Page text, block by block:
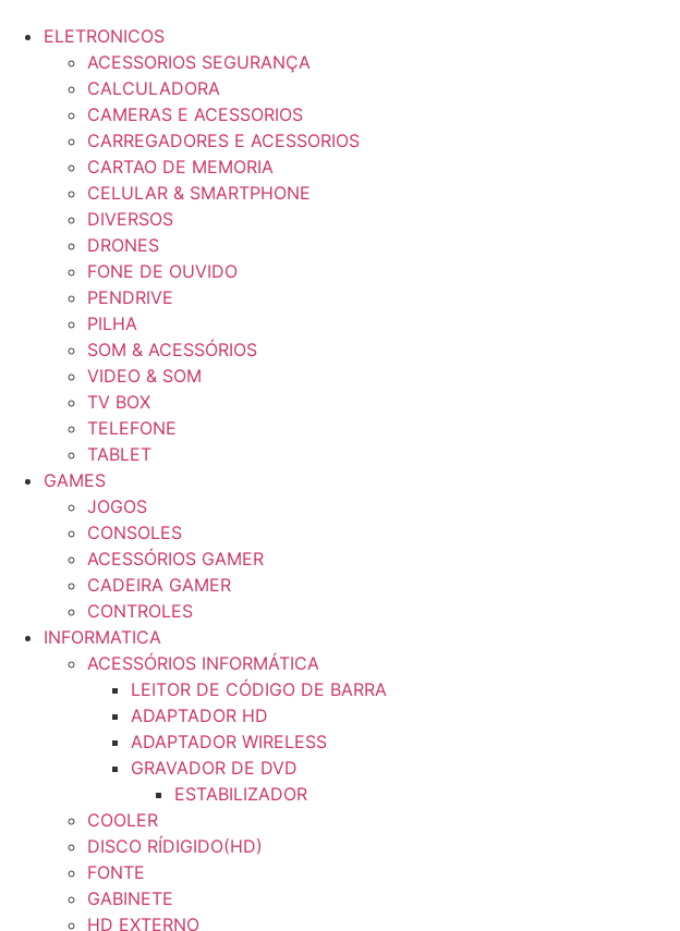
ELETRONICOS
ACESSORIOS SEGURANÇA
CALCULADORA
CAMERAS E ACESSORIOS
CARREGADORES E ACESSORIOS
CARTAO DE MEMORIA
CELULAR & SMARTPHONE
DIVERSOS
DRONES
FONE DE OUVIDO
PENDRIVE
PILHA
SOM & ACESSÓRIOS
VIDEO & SOM
TV BOX
TELEFONE
TABLET
GAMES
JOGOS
CONSOLES
ACESSÓRIOS GAMER
CADEIRA GAMER
CONTROLES
INFORMATICA
ACESSÓRIOS INFORMÁTICA
LEITOR DE CÓDIGO DE BARRA
ADAPTADOR HD
ADAPTADOR WIRELESS
GRAVADOR DE DVD
ESTABILIZADOR
COOLER
DISCO RÍDIGIDO(HD)
FONTE
GABINETE
HD EXTERNO